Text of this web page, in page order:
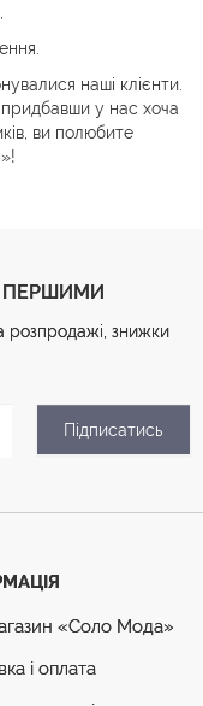
наші клієнти.
у нас хоча
ви полюбите
ПЕРШИМИ
розпродажі, знижки
Підписатись
«Соло Мода»
і оплата